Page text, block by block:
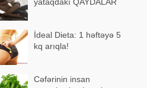
İdeal Dieta: 1 həftəyə 5
kq arıqla!
Cəfərinin insan